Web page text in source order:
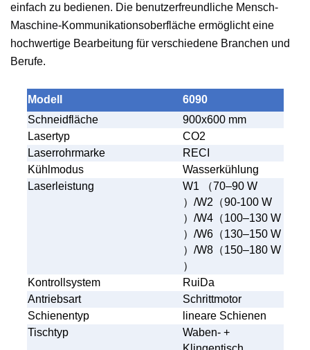
einfach zu bedienen. Die benutzerfreundliche Mensch-
Maschine-Kommunikationsoberfläche ermöglicht eine
hochwertige Bearbeitung für verschiedene Branchen und
Berufe.
Modell
6090
Schneidfläche
900x600 mm
Lasertyp
CO2
Laserrohrmarke
RECI
Kühlmodus
Wasserkühlung
Laserleistung
W1 （70–90 W
） /W2 （90-100 W
） /W4（100–130 W
） /W6（130–150 W
） /W8（150–180 W
）
Kontrollsystem
RuiDa
Antriebsart
Schrittmotor
Schienentyp
lineare Schienen
Tischtyp
Waben- +